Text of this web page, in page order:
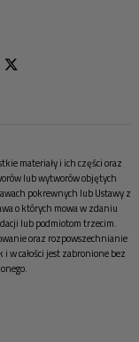
materiały i ich części oraz
lub wytworów objętych
pokrewnych lub Ustawy z
o których mowa w zdaniu
lub podmiotom trzecim.
oraz rozpowszechnianie
w całości jest zabronione bez